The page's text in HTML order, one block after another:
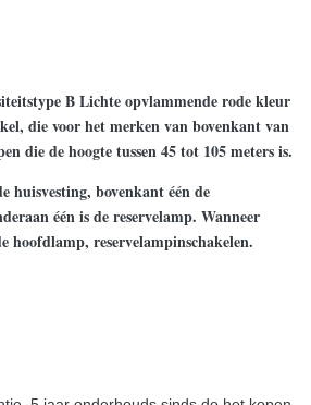
B Lichte opvlammende rode kleur
die voor het merken van bovenkant van
die de hoogte tussen 45 tot 105 meters is.
huisvesting, bovenkant één de
één is de reservelamp. Wanneer
hoofdlamp, reservelampinschakelen.